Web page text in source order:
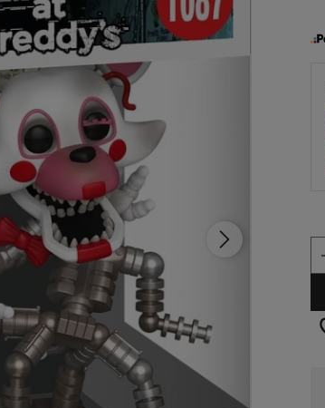
-
Dostępność: Dostępny